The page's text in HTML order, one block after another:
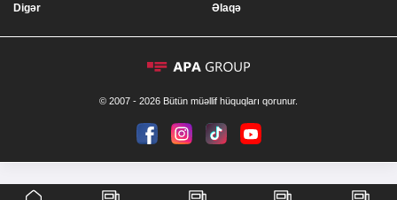
Digər Əlaqə
© 2007 - 2026 Bütün müəllif hüquqları qorunur.